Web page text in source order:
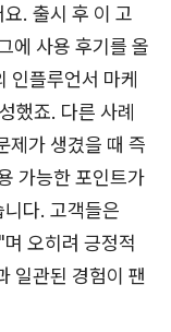
. 출시 후 이 고
에 사용 후기를 올
인플루언서 마케
했죠. 다른 사례
제가 생겼을 때 즉
가능한 포인트가
다. 고객들은
오히려 긍정적
일관된 경험이 팬